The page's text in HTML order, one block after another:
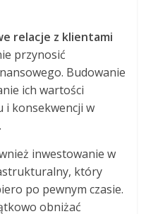
relacje z klientami
przynosić
Budowanie
ich wartości
i konsekwencji w
inwestowanie w
który
po pewnym czasie.
obniżać